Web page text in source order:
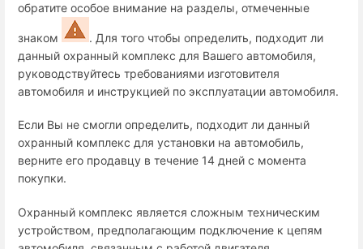
обратите особое внимание на разделы, отмеченные
знаком
. Для того чтобы определить, подходит ли
данный охранный комплекс для Вашего автомобиля,
руководствуйтесь требованиями изготовителя
автомобиля и инструкцией по эксплуатации автомобиля.
Если Вы не смогли определить, подходит ли данный
охранный комплекс для установки на автомобиль,
верните его продавцу в течение 14 дней с момента
покупки.
Охранный комплекс является сложным техническим
устройством, предполагающим подключение к цепям